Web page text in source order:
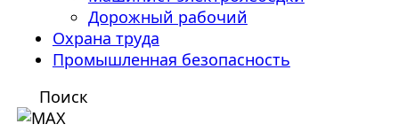
Дорожный рабочий
Охрана труда
Промышленная безопасность
Поиск